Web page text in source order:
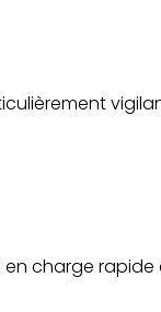
charge rapide